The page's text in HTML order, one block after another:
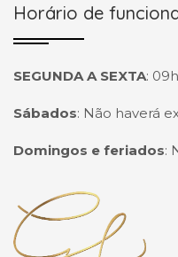
Horário de
SEGUNDA A SEXTA:
Sábados: Não haverá
Domingos e feriados:
Página inicial